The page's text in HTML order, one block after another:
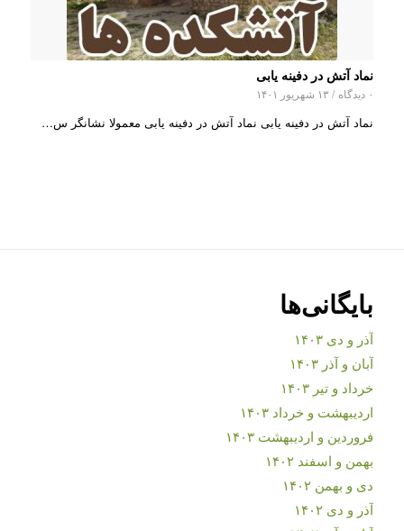
نماد آتش در دفینه یابی
۰ دیدگاه / ۱۳ شهریور ۱۴۰۱
نماد آتش در دفینه یابی نماد آتش در دفینه یابی معمولا نشانگر س…
بایگانی‌ها
آذر و دی ۱۴۰۳
آبان و آذر ۱۴۰۳
خرداد و تیر ۱۴۰۳
اردیبهشت و خرداد ۱۴۰۳
فروردین و اردیبهشت ۱۴۰۳
بهمن و اسفند ۱۴۰۲
دی و بهمن ۱۴۰۲
آذر و دی ۱۴۰۲